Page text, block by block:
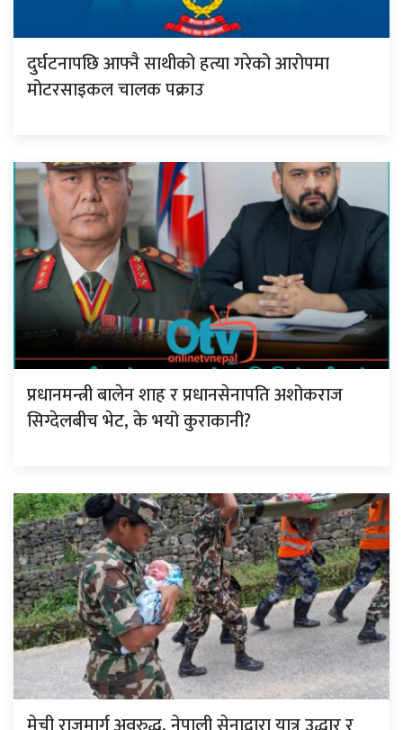
दुर्घटनापछि आफ्नै साथीको हत्या गरेको आरोपमा
मोटरसाइकल चालक पक्राउ
प्रधानमन्त्री बालेन शाह र प्रधानसेनापति अशोकराज
सिग्देलबीच भेट, के भयो कुराकानी?